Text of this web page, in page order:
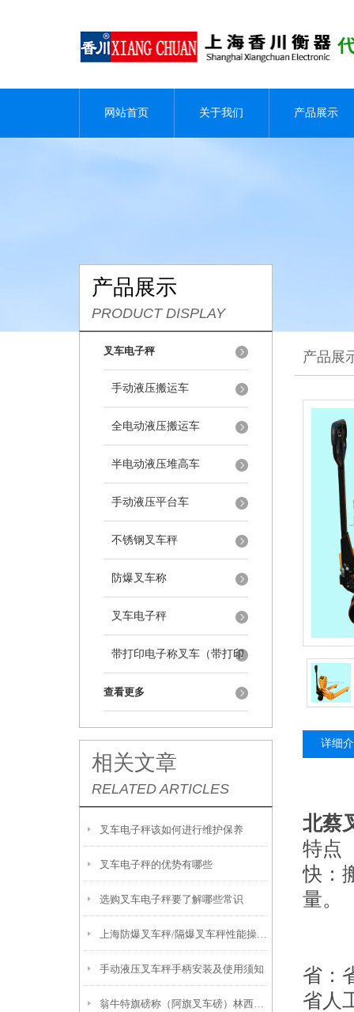
网站首页 关于我们 产品展示
产品展示
PRODUCT DISPLAY
叉车电子秤
手动液压搬运车
全电动液压搬运车
半电动液压堆高车
手动液压平台车
不锈钢叉车秤
防爆叉车称
叉车电子秤
带打印电子称叉车（带打印
叉车秤）
查看更多
相关文章
RELATED ARTICLES
叉车电子秤该如何进行维护保养
叉车电子秤的优势有哪些
选购叉车电子秤要了解哪些常识
上海防爆叉车秤/隔爆叉车秤性能操作说明
手动液压叉车秤手柄安装及使用须知
翁牛特旗磅称（阿旗叉车磅）林西叉车电子秤原理
产品展
详细
北蔡
特点
快
量。
省
省人